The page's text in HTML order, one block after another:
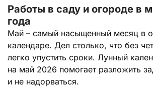
Работы в саду и огороде в
года
Май – самый насыщенный месяц в
календаре. Дел столько, что без
легко упустить сроки. Лунный
на май 2026 помогает разложить
и не надорваться.